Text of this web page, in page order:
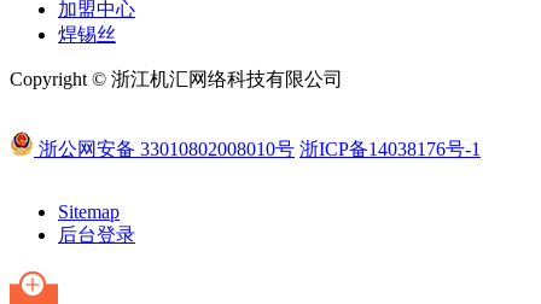
加盟中心
焊锡丝
Copyright © 浙江机汇网络科技有限公司
浙公网安备 33010802008010号 浙ICP备14038176号-1
Sitemap
后台登录